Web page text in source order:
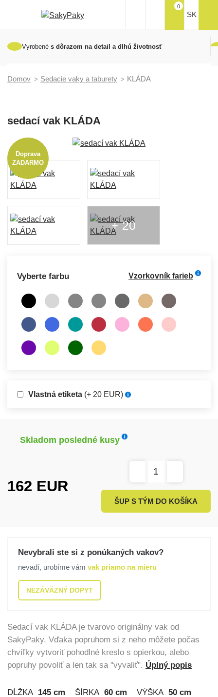
0
SK
Vyrobené s dôrazom na detail a dlhú životnosť
Domov Sedacie vaky a taburety KLÁDA
sedací vak KLÁDA
Doprava
ZADARMO
+ 20
Sedací vak KLÁDA je tvarovo originálny vak od
SakyPaky. Vďaka popruhom si z neho môžete počas
chvíľky vytvoriť pohodlné kreslo s opierkou, alebo
popruhy povoliť a len tak sa "vyvaliť". Úplný popis
DĹŽKA 145 cm ŠÍRKA 60 cm VÝŠKA 50 cm
Vyberte farbu Vzorkovník farieb
Vlastná etiketa (+ 20 EUR)
Skladom posledné kusy
162 EUR
ŠUP S TÝM DO KOŠÍKA
Nevybrali ste si z ponúkaných vakov?
nevadí, urobíme vám vak priamo na mieru
NEZÁVÄZNÝ DOPYT